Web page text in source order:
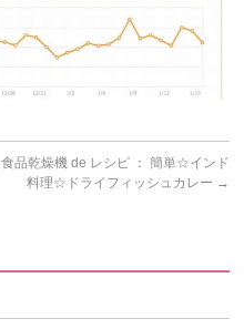
食品乾燥機 de レシピ ： 簡単☆インド
料理☆ドライフィッシュカレー →